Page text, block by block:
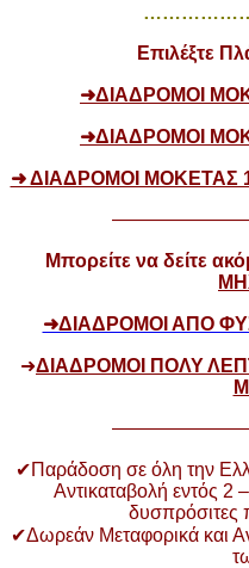
Επιλέξτε
➜ΔΙΑΔΡΟΜΟΙ
➜ΔΙΑΔΡΟΜΟΙ
➜ ΔΙΑΔΡΟΜΟΙ ΜΟΚΕΤΑΣ
Μπορείτε να δείτε
➜ΔΙΑΔΡΟΜΟΙ ΑΠΟ
➜ΔΙΑΔΡΟΜΟΙ ΠΟΛΥ
✔Παράδοση σε όλη την
Αντικαταβολή εντός 2
δυσπρόσιτες
✔Δωρεάν Μεταφορικά και